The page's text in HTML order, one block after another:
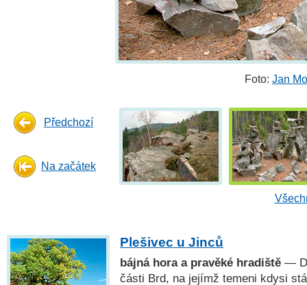
Foto: Jan
Předchozí
Na začátek
Plešivec u Jinců
bájná hora a pravěké hradiště —
části Brd, na jejímž temeni kdysi